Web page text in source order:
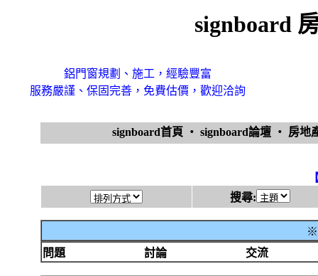
signboard
鋁門窗規劃、施工，經驗豐富
服務嚴謹、保固完善，免費估價，歡迎洽詢
signboard首頁 ‧ signboard論壇 ‧ 房地
搜尋:
※
問題
討論 交流